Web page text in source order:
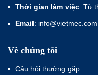
Thời gian làm việc: Từ
Email: info@vietmec.com
Về chúng tôi
Câu hỏi thường gặp